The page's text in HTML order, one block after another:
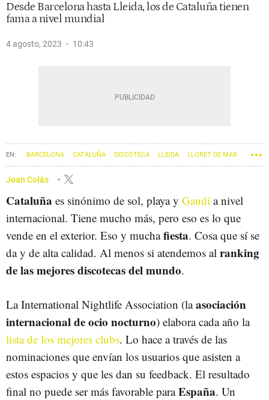
Desde Barcelona hasta Lleida, los de Cataluña tienen
fama a nivel mundial
4 agosto, 2023 10:43
BARCELONA CATALUÑA DISCOTECA LLEIDA LLORET DE MAR
Joan Colás
Cataluña es sinónimo de sol, playa y Gaudía nivel
internacional. Tiene mucho más, pero eso es lo que
vende en el exterior. Eso y muchafiesta. Cosa que sí se
da y de alta calidad. Al menos si atendemos al ranking
de las mejores discotecas del mundo.
La International Nightlife Association (laasociación
internacional de ocio nocturno) elabora cada año la
lista de los mejores clubs. Lo hace a través de las
nominaciones que envían los usuarios que asisten a
estos espacios y que les dan su feedback. El resultado
final no puede ser más favorable paraEspaña. Un